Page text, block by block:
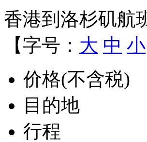
香港到洛杉矶航
【字号： 大 中 小
价格(不含税)
目的地
行程